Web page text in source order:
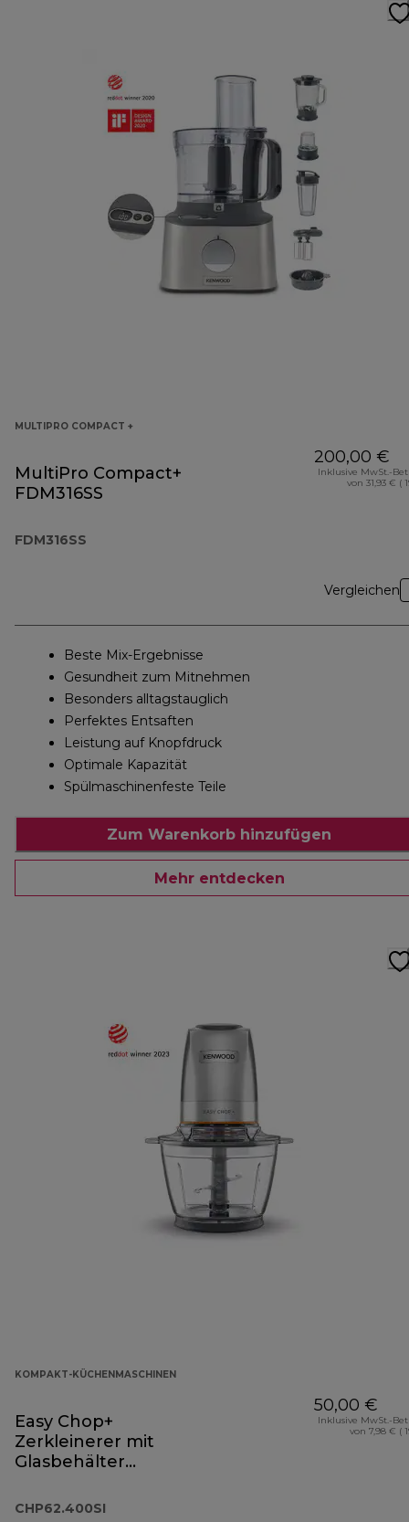
MULTIPRO COMPACT +
MultiPro Compact+
FDM316SS
FDM316SS
200,00 €
Inklusive MwSt.-
von 31,93 € (
Vergleichen
Beste Mix-Ergebnisse
Gesundheit zum Mitnehmen
Besonders alltagstauglich
Perfektes Entsaften
Leistung auf Knopfdruck
Optimale Kapazität
Spülmaschinenfeste Teile
Zum Warenkorb hinzufügen
Mehr entdecken
KOMPAKT-KÜCHENMASCHINEN
Easy Chop+
Zerkleinerer mit
Glasbehälter
CHP62.400SI
50,00 €
Inklusive MwSt.-
von 7,98 € (